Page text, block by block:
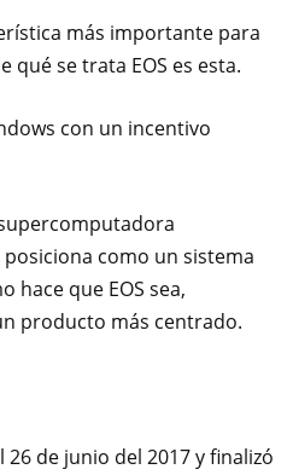
más importante para
se trata EOS es esta.
con un incentivo
como un sistema
hace que EOS sea,
producto más centrado.
26 de junio del 2017 y finalizó